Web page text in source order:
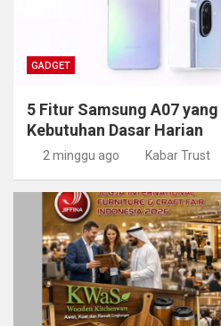
GADGET
5 Fitur Samsung A07
Kebutuhan Dasar Harian
2 minggu ago Kabar Trust